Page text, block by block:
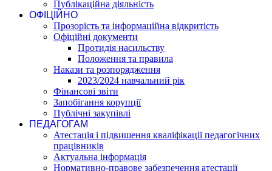
Публікаційна діяльність
ОФІЦІЙНО
Прозорість та інформаційна відкритість
Офіційні документи
Протидія насильству
Положення та правила
Накази та розпорядження
2023/2024 навчальний рік
Фінансові звіти
Запобігання корупції
Публічні закупівлі
ПЕДАГОГАМ
Атестація і підвишення кваліфікації педагогічних
працівників
Актуальна інформація
Нормативно-правове забезпечення атестації